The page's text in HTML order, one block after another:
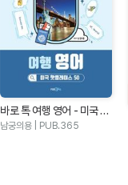
바로 톡 여행 영어 - 미국 핫
플레이스 50
남궁의용 | PUB.365